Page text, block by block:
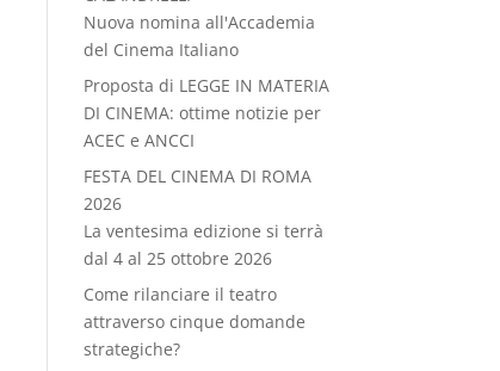
Nuova nomina all'Accademia
del Cinema Italiano
Proposta di LEGGE IN MATERIA
DI CINEMA: ottime notizie per
ACEC e ANCCI
FESTA DEL CINEMA DI ROMA
2026
La ventesima edizione si terrà
dal 4 al 25 ottobre 2026
Come rilanciare il teatro
attraverso cinque domande
strategiche?